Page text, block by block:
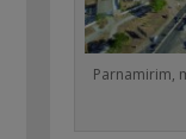
Parnamirim,